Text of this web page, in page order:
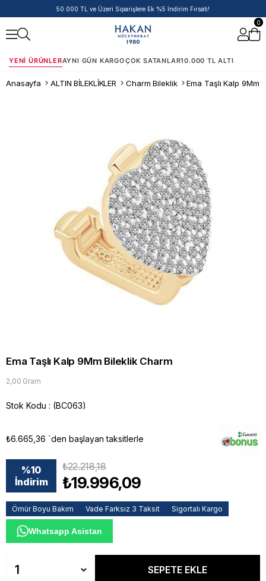
50.000 TL ve Üzeri Siparişlere Ek %5 İndirim Fırsatı!
0
YENI ÜRÜNLERAYNI GÜN KARGOÇOK SATANLAR10.000 TL ALTI
Anasayfa ALTIN BİLEKLİKLER Charm Bileklik Ema Taşlı Kalp 9Mm
Ema Taşlı Kalp 9Mm Bileklik Charm
2,00 Gram
Stok Kodu (BC063)
₺6.665,36 `den başlayan taksitlerle
%10
İndirim
₺22.218,18
₺19.996,09
Ömür Boyu Bakım Vade Farksız 3 Taksit Sigortalı Kargo
Whatsapp Asistan